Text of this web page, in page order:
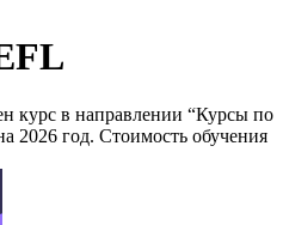
курс в направлении “Курсы по
2026 год. Стоимость обучения